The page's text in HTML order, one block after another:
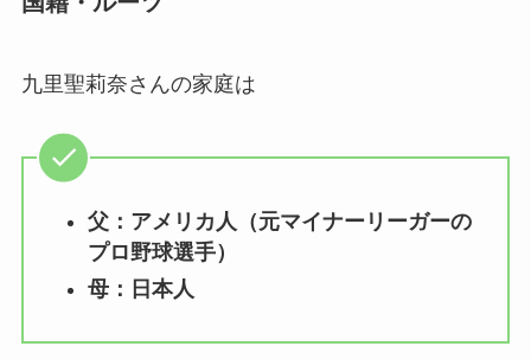
九里聖莉奈さんの家庭は
父：アメリカ人（元マイナーリーガーの
プロ野球選手）
母：日本人